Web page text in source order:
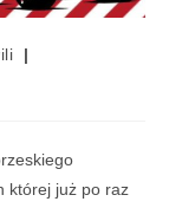
której już po raz